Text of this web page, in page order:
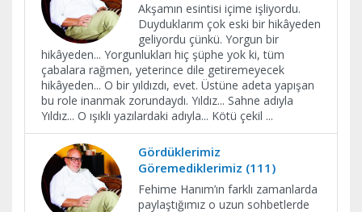
Akşamın esintisi içime işliyordu.
Duyduklarım çok eski bir hikâyeden
geliyordu çünkü. Yorgun bir
hikâyeden... Yorgunlukları hiç şüphe yok ki, tüm
çabalara rağmen, yeterince dile getiremeyecek
hikâyeden... O bir yıldızdı, evet. Üstüne adeta yapışan
bu role inanmak zorundaydı. Yıldız... Sahne adıyla
Yıldız... O ışıklı yazılardaki adıyla... Kötü çekil ...
Gördüklerimiz
Göremediklerimiz (111)
Fehime Hanım’ın farklı zamanlarda
paylaştığımız o uzun sohbetlerde